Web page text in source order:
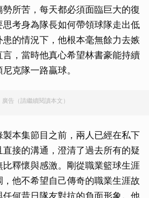
所苦，每天都必須面臨巨大的復
考身為隊長如何帶領球隊走出低
的情況下，他根本毫無餘力去嫉
，當時他真心希望林書豪能持續
克隊一路贏球。
廣告（請繼續閱讀本文）
本集節目之前，兩人已經在私下
接的溝通，澄清了過去所有的疑
釋懷與感激。剛從職業籃球生涯
他不希望自己傳奇的職業生涯故
何昔日隊友對抗的負面形象。他